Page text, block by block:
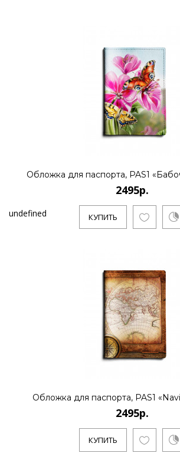
Обложка для паспорта, PAS1
2495р.
КУПИТЬ
undefined
Обложка для паспорта, PAS1
2495р.
КУПИТЬ